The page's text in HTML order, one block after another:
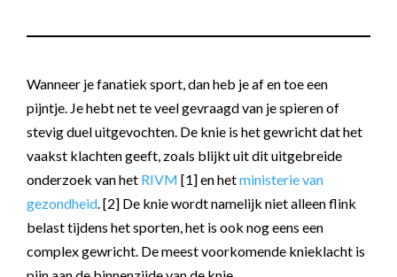
Wanneer je fanatiek sport, dan heb je af en toe een
pijntje. Je hebt net te veel gevraagd van je spieren of
stevig duel uitgevochten. De knie is het gewricht dat het
vaakst klachten geeft, zoals blijkt uit dit uitgebreide
onderzoek van het RIVM [1] en hetministerie van
gezondheid . [2] De knie wordt namelijk niet alleen flink
belast tijdens het sporten, het is ook nog eens een
complex gewricht. De meest voorkomende knieklacht is